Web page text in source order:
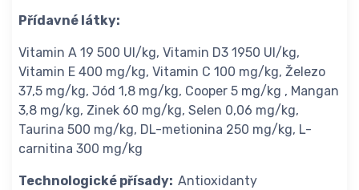
Přídavné látky:
Vitamin A 19 500 UI/kg, Vitamin D3 1950 UI/kg,
Vitamin E 400 mg/kg, Vitamin C 100 mg/kg, Železo
37,5 mg/kg, Jód 1,8 mg/kg, Cooper 5 mg/kg , Mangan
3,8 mg/kg, Zinek 60 mg/kg, Selen 0,06 mg/kg,
Taurina 500 mg/kg, DL-metionina 250 mg/kg, L-
carnitina 300 mg/kg
Technologické přísady: Antioxidanty